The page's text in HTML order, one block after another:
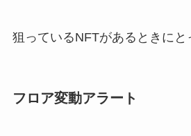
狙っているNFTがあるときにと
フロア変動アラート